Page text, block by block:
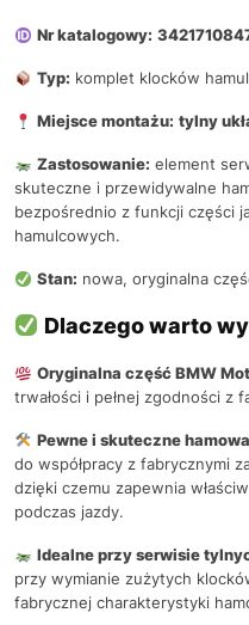
Nr katalogowy:
Typ: komplet klocków
Miejsce montażu: tylny
Zastosowanie: element
skuteczne i przewidywalne
bezpośrednio z funkcji części
hamulcowych.
Stan: nowa, oryginalna
Dlaczego warto
Oryginalna część BMW
trwałości i pełnej zgodności z
Pewne i skuteczne
do współpracy z fabrycznymi
dzięki czemu zapewnia
podczas jazdy.
Idealne przy serwisie
przy wymianie zużytych
fabrycznej charakterystyki